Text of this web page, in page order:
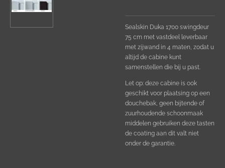
Sealskin Duka 1700 swingdeur
75 cm met vastdeel leverbaar
met zijwand in 4 maten, zodat u
altijd de cabine kunt
samenstellen die bij u past.
Let op: deze cabine is ook
geschikt voor plaatsing op een
douchebak, geen bijtende of
zuurhoudende schoonmaak
middelen gebruiken deze tasten
de coating aan dit valt niet
onder de garantie.